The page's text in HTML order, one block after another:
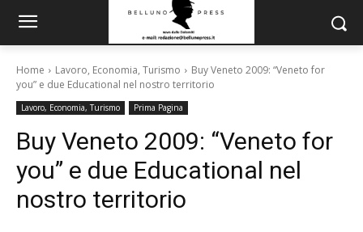
Home Lavoro, Economia, Turismo
Buy Veneto 2009: “Veneto for
you” e due Educational nel nostro territorio
Lavoro, Economia, Turismo Prima Pagina
Buy Veneto 2009: “Veneto for
you” e due Educational nel
nostro territorio